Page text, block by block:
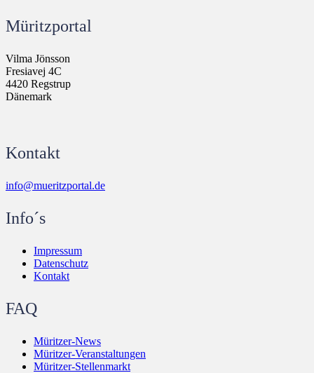
Müritzportal
Vilma Jönsson
Fresiavej 4C
4420 Regstrup
Dänemark
Kontakt
info@mueritzportal.de
Info´s
Impressum
Datenschutz
Kontakt
FAQ
Müritzer-News
Müritzer-Veranstaltungen
Müritzer-Stellenmarkt